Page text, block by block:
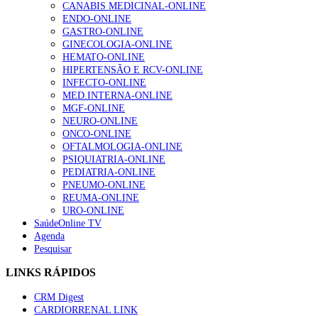
Enfermagem Forense. “Da urgência ao tribunal, cada
gesto conta e cada profissional faz a diferença”
203 visualizações
Alguns milhares de utentes podem ficar sem médico de
família com nova regras do registo, alerta associação
162 visualizações
“Os programas de rastreio do cancro do pulmão são
custo-efetivos e representam um investimento
sustentável para os sistemas de saúde”
94 visualizações
Quase quatro em cada dez doentes com enfarte
apresentavam níveis elevados de Lp(a), revela estudo
88 visualizações
CANABIS MEDICINAL-ONLINE
ENDO-ONLINE
GASTRO-ONLINE
GINECOLOGIA-ONLINE
HEMATO-ONLINE
HIPERTENSÃO E RCV-ONLINE
INFECTO-ONLINE
MED.INTERNA-ONLINE
MGF-ONLINE
NEURO-ONLINE
ONCO-ONLINE
OFTALMOLOGIA-ONLINE
PSIQUIATRIA-ONLINE
PEDIATRIA-ONLINE
PNEUMO-ONLINE
REUMA-ONLINE
URO-ONLINE
SaúdeOnline TV
Agenda
Pesquisar
LINKS RÁPIDOS
CRM Digest
CARDIORRENAL LINK